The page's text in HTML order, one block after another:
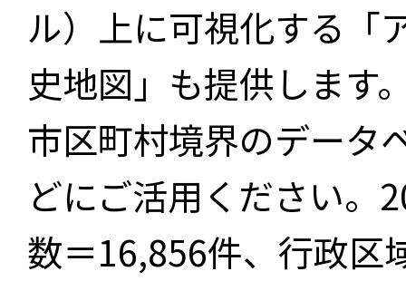
ル）上に可視化する「
史地図」も提供します
市区町村境界のデータ
どにご活用ください。
数＝16,856件、行政区